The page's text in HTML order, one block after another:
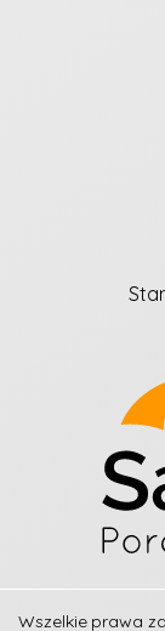
Wszelkie prawa